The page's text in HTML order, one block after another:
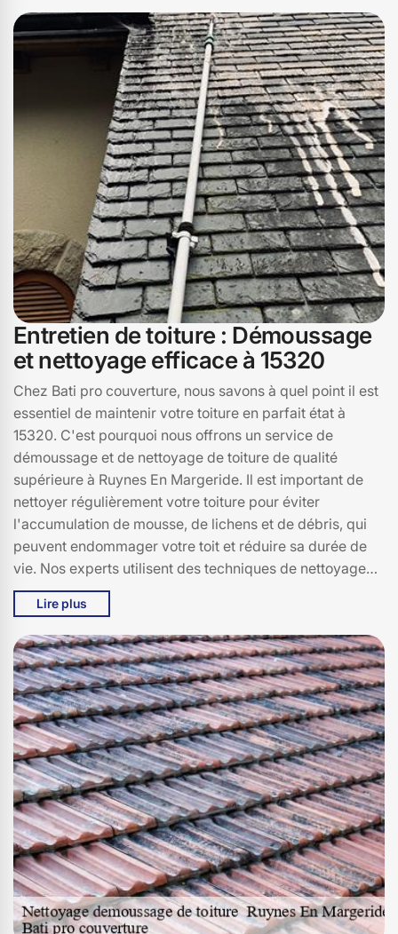
totale. En choisissant Bati pro couverture, vous
bénéficiez d'un savoir-faire éprouvé, d'une équipe
dévouée et d'une attention particulière à chaque détail.
Nous sommes fiers de servir la communauté de Ruynes
En Margeride, 15320, et nous nous engageons à
maintenir des standards élevés pour chaque projet.
Faites confiance à Bati pro couverture pour redonner à
votre toit son éclat d'origine et assurer sa longévité.
Entretien de toiture : Démoussage
et nettoyage efficace à 15320
Chez Bati pro couverture, nous savons à quel point il est
essentiel de maintenir votre toiture en parfait état à
15320. C'est pourquoi nous offrons un service de
démoussage et de nettoyage de toiture de qualité
supérieure à Ruynes En Margeride. Il est important de
nettoyer régulièrement votre toiture pour éviter
l'accumulation de mousse, de lichens et de débris, qui
peuvent endommager votre toit et réduire sa durée de
vie. Nos experts utilisent des techniques de nettoyage
efficaces et des produits respectueux de
l'environnement pour garantir un toit propre et sain. En
faisant appel à Bati pro couverture, vous bénéficiez d'un
entretien de toiture méticuleux qui vous permet de
préserver l'esthétique et l'intégrité de votre toit. Que
vous soyez à 15320 ou dans les environs, nous nous
déplaçons pour vous offrir un service personnalisé et
adapté à vos besoins. Faites confiance à Bati pro
couverture pour un entretien de toiture impeccable à
Ruynes En Margeride !
Lire plus